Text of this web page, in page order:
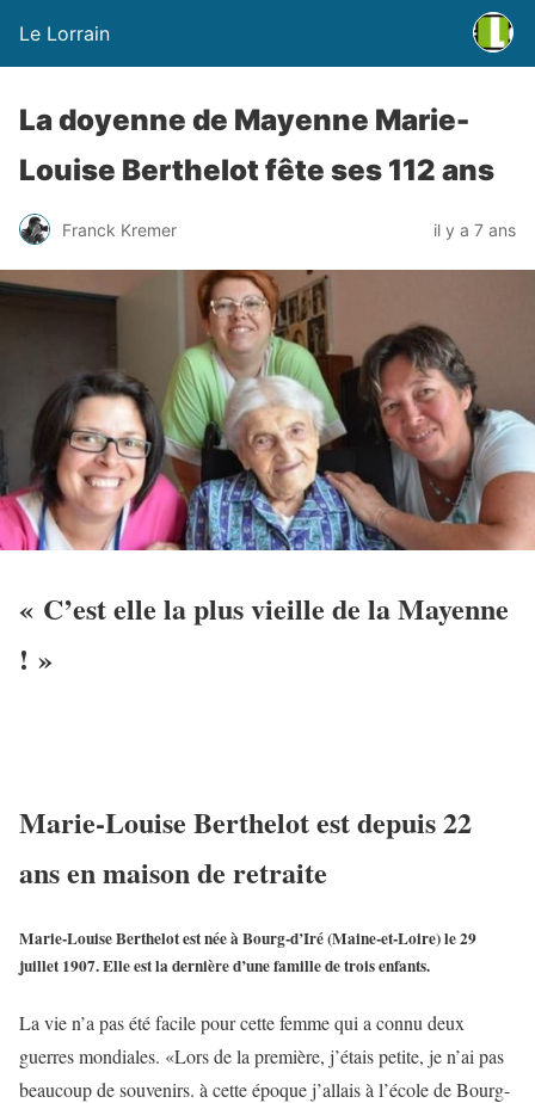
Le Lorrain
La doyenne de Mayenne Marie-
Louise Berthelot fête ses 112 ans
Franck Kremer il y a 7 ans
« C’est elle la plus vieille de la Mayenne
! »
Marie-Louise Berthelotest depuis 22
ans en maison de retraite
Marie-Louise Berthelot est née à Bourg-d’Iré (Maine-et-Loire) le 29
juillet 1907. Elle est la dernière d’une famille de trois enfants.
La vie n’a pas été facile pour cette femme qui a connu deux
guerres mondiales. «Lors de la première, j’étais petite, je n’ai pas
beaucoup de souvenirs. à cette époque j’allais à l’école de Bourg-